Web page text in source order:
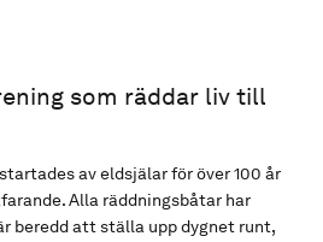
som räddar liv till
av eldsjälar för över 100 år
Alla räddningsbåtar har
beredd att ställa upp dygnet runt,